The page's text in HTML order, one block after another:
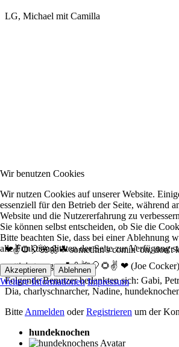
LG, Michael mit Camilla
❤✌🌻🎈🌺🌼☘ somethin's comin' on, don't
gettin' stronger ☘🌼🌺🎈🌻✌ ❤ (Joe Cocker)
Folgende Benutzer bedankten sich: Gabi,
Dia, charlyschnarcher, Nadine,
Bitte Anmelden oderRegistrieren um der
hundeknochen
Wir benutzen Cookies
Wir nutzen Cookies auf unserer Website.
essenziell für den Betrieb der Seite, während
Website und die Nutzererfahrung zu
Sie können selbst entscheiden, ob Sie die
Bitte beachten Sie, dass bei einer Ablehnung
alle Funktionalitäten der Seite zur Verfügung
Akzeptieren Ablehnen
Weitere Informationen Impressum